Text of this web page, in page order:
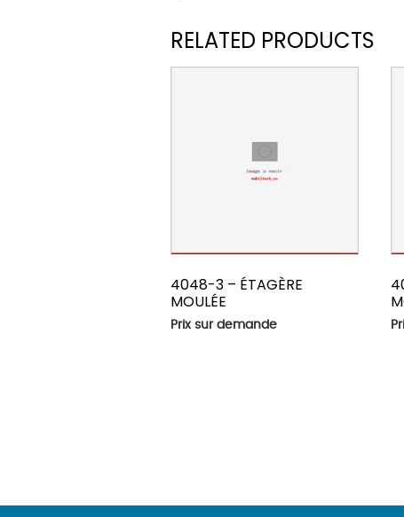
RELATED PRODUCTS
4048-3 – ÉTAGÈRE
MOULÉE
Prix sur demande